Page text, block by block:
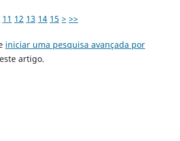
11 12 13 14 15 > >>
iniciar uma pesquisa avançada por
artigo.